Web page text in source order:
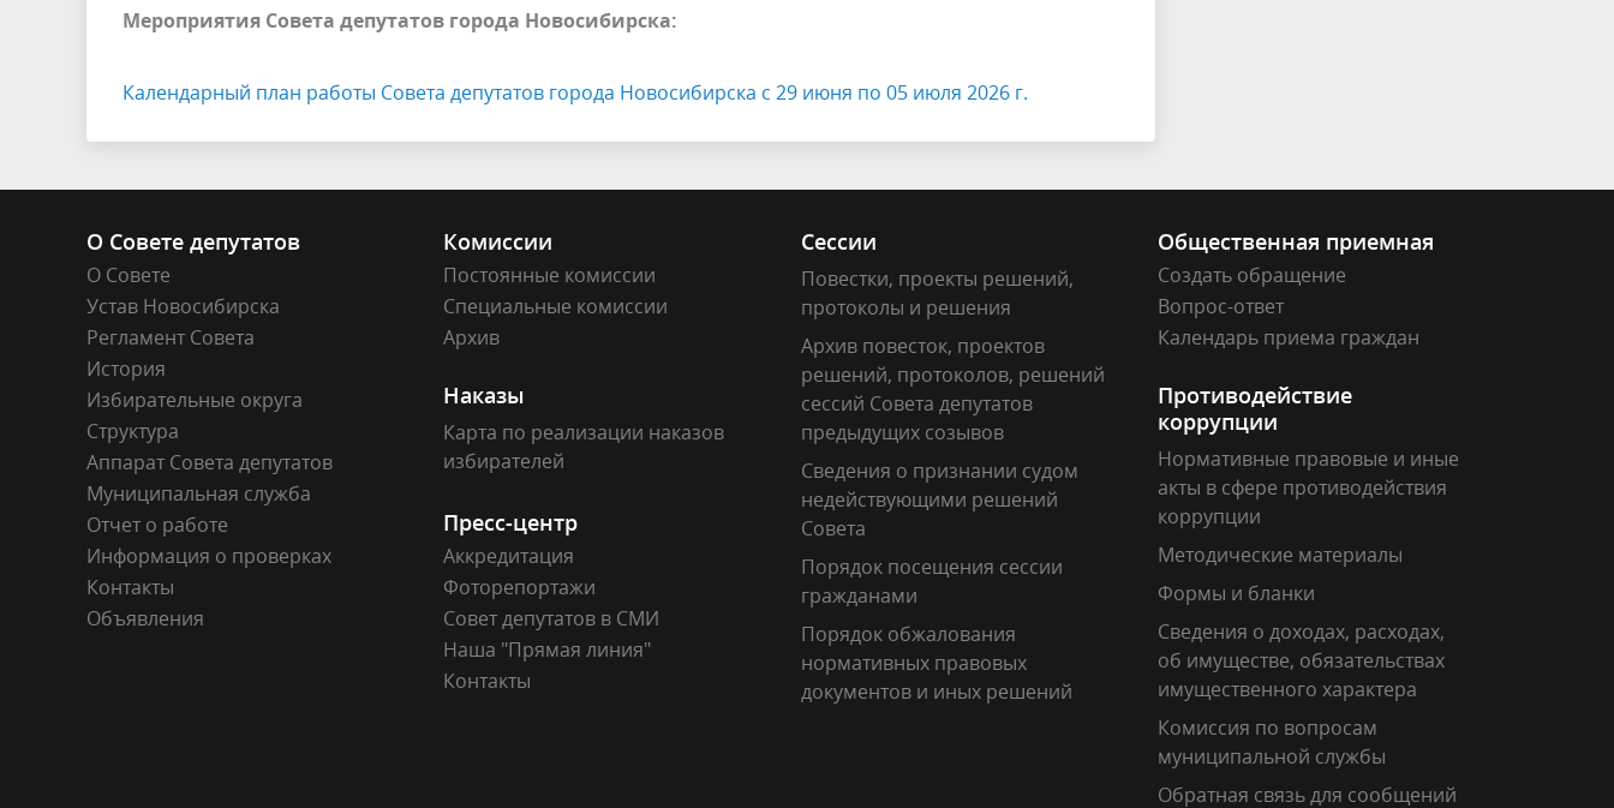
Мероприятия Совета депутатов города Новосибирска:
Календарный план работы Совета депутатов города Новосибирска с 29 июня по 05 июля 2026 г.
О Совете депутатов
О Совете
Устав Новосибирска
Регламент Совета
История
Избирательные округа
Структура
Аппарат Совета депутатов
Муниципальная служба
Отчет о работе
Информация о проверках
Контакты
Объявления
Комиссии
Постоянные комиссии
Специальные комиссии
Архив
Сессии
Повестки, проекты решений,
протоколы и решения
Архив повесток, проектов
решений, протоколов, решений
сессий Совета депутатов
предыдущих созывов
Сведения о признании судом
недействующими решений
Совета
Порядок посещения сессии
гражданами
Порядок обжалования
нормативных правовых
документов и иных решений
Общественная приемная
Создать обращение
Вопрос-ответ
Календарь приема граждан
Наказы
Карта по реализации наказов
избирателей
Противодействие
коррупции
Нормативные правовые и иные
акты в сфере противодействия
коррупции
Методические материалы
Формы и бланки
Сведения о доходах, расходах,
об имуществе, обязательствах
имущественного характера
Комиссия по вопросам
муниципальной службы
Обратная связь для сообщений
Пресс-центр
Аккредитация
Фоторепортажи
Совет депутатов в СМИ
Наша "Прямая линия"
Контакты